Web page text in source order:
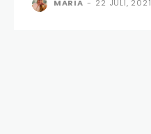
MARIA - 22 JULI, 2021